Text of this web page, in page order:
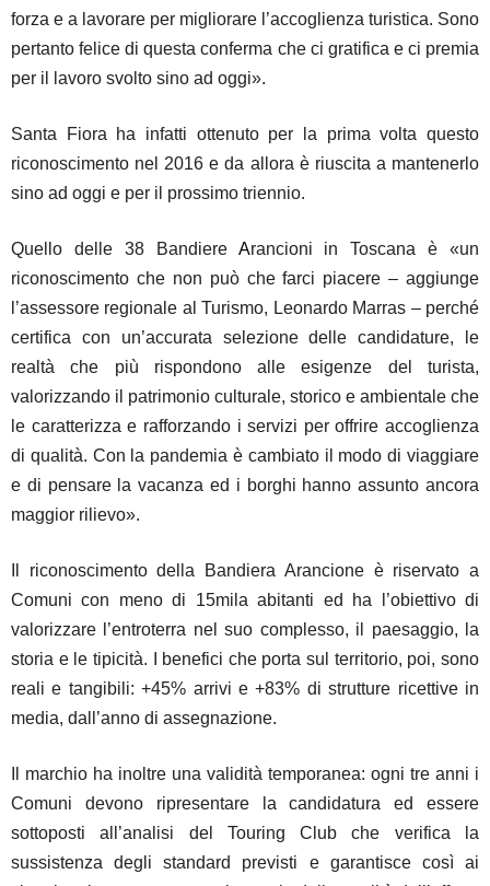
forza e a lavorare per migliorare l’accoglienza turistica. Sono
pertanto felice di questa conferma che ci gratifica e ci premia
per il lavoro svolto sino ad oggi».
Santa Fiora ha infatti ottenuto per la prima volta questo
riconoscimento nel 2016 e da allora è riuscita a mantenerlo
sino ad oggi e per il prossimo triennio.
Quello delle 38 Bandiere Arancioni in Toscana è «un
riconoscimento che non può che farci piacere – aggiunge
l’assessore regionale al Turismo, Leonardo Marras – perché
certifica con un’accurata selezione delle candidature, le
realtà che più rispondono alle esigenze del turista,
valorizzando il patrimonio culturale, storico e ambientale che
le caratterizza e rafforzando i servizi per offrire accoglienza
di qualità. Con la pandemia è cambiato il modo di viaggiare
e di pensare la vacanza ed i borghi hanno assunto ancora
maggior rilievo».
Il riconoscimento della Bandiera Arancione è riservato a
Comuni con meno di 15mila abitanti ed ha l’obiettivo di
valorizzare l’entroterra nel suo complesso, il paesaggio, la
storia e le tipicità. I benefici che porta sul territorio, poi, sono
reali e tangibili: +45% arrivi e +83% di strutture ricettive in
media, dall’anno di assegnazione.
Il marchio ha inoltre una validità temporanea: ogni tre anni i
Comuni devono ripresentare la candidatura ed essere
sottoposti all’analisi del Touring Club che verifica la
sussistenza degli standard previsti e garantisce così ai